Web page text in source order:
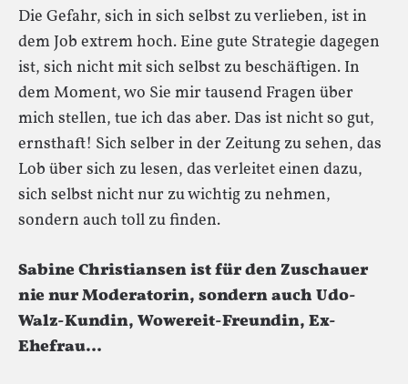
Die Gefahr, sich in sich selbst zu verlieben, ist in
dem Job extrem hoch. Eine gute Strategie dagegen
ist, sich nicht mit sich selbst zu beschäftigen. In
dem Moment, wo Sie mir tausend Fragen über
mich stellen, tue ich das aber. Das ist nicht so gut,
ernsthaft! Sich selber in der Zeitung zu sehen, das
Lob über sich zu lesen, das verleitet einen dazu,
sich selbst nicht nur zu wichtig zu nehmen,
sondern auch toll zu finden.
Sabine Christiansen ist für den Zuschauer
nie nur Moderatorin, sondern auch Udo-
Walz-Kundin, Wowereit-Freundin, Ex-
Ehefrau…